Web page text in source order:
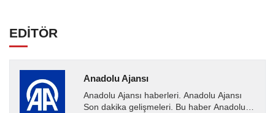
EDİTÖR
Anadolu Ajansı
Anadolu Ajansı haberleri. Anadolu Ajansı
Son dakika gelişmeleri. Bu haber Anadolu